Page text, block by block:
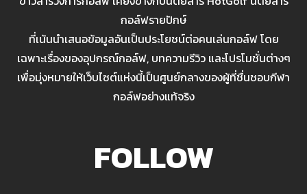
กอล์ฟรายปักษ์
ที่เน้นนำเสนอข้อมูลอันเป็นประโยชน์ต่อคนเล่นกอล์ฟ โดย
เฉพาะเรื่องของอุปกรณ์กอล์ฟ, บทความรีวิว และโปรโมชั่นต่างๆ
เพื่อมุ่งหมายให้เว็บไซต์แห่งนี้เป็นศูนย์กลางของผู้ที่ชื่นชอบกีฬา
กอล์ฟอย่างแท้จริง
FOLLOW